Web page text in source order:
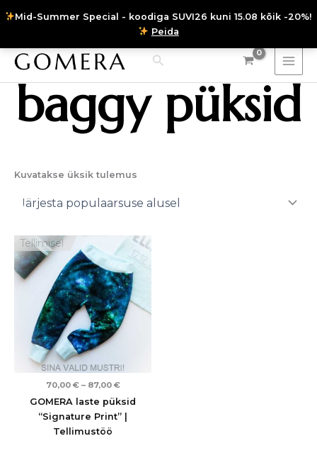
Mid-Summer Special - koodiga SUVI26 kuni 15.08 kõik -20%!
Peida
to
Search
baggy püksid
Kuvatakse üksik tulemus
Tellimisel
70,00 € – 87,00 €
Hinnavahemik:
70,00 €
kuni
87,00 €
GOMERA laste püksid
“Signature Print” |
Tellimustöö
Instagram
Facebook